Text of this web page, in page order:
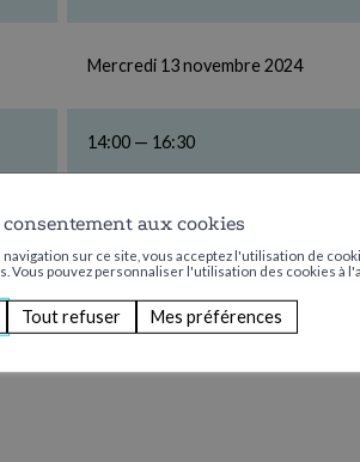
Mercredi 13 novembre 2024
14:00 — 16:30
Aucun aux cookies
sur ce site, vous acceptez l'utilisation de
Vous pouvez personnaliser l'utilisation des cookies à
Tout refuser Mes préférences